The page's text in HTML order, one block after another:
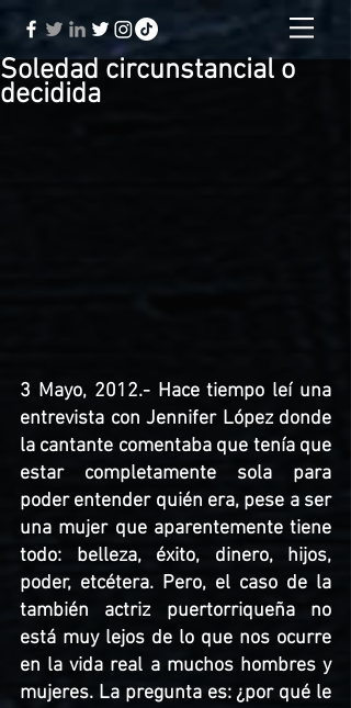
Soledad circunstancial o
decidida
3 Mayo, 2012.- Hace tiempo leí una
entrevista con Jennifer López donde
la cantante comentaba que tenía que
estar completamente sola para
poder entender quién era, pese a ser
una mujer que aparentemente tiene
todo: belleza, éxito, dinero, hijos,
poder, etcétera. Pero, el caso de la
también actriz puertorriqueña no
está muy lejos de lo que nos ocurre
en la vida real a muchos hombres y
mujeres. La pregunta es: ¿por qué le